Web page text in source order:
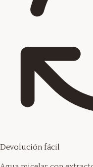
Devolución fácil